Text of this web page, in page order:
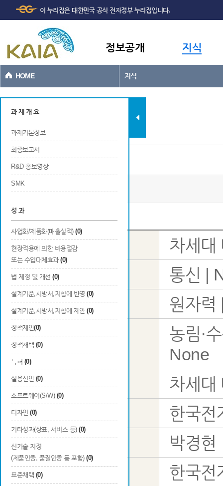
본문바로가기
이 누리집은 대한민국 공식 전자정부 누리집입니다.
정보공개 지식
HOME 지식
지식
과 제 개 요
과제기본정보
최종보고서
R&D 홍보영상
SMK
성 과
사업화/제품화(매출실적) (0)
현장적용에 의한 비용절감
또는 수입대체효과 (0)
법 제정 및 개선 (0)
설계기준,시방서,지침에 반영 (0)
설계기준,시방서,지침에 제안 (0)
정책제안(0)
정책채택 (0)
특허 (0)
실용신안 (0)
소프트웨어(S/W) (0)
디자인 (0)
기타성과(상표, 서비스 등) (0)
신기술 지정
(제품인증, 품질인증 등 포함) (0)
표준채택 (0)
과제기본정보
차세대 대인 보안검색 기술개발
사업명 차세대
국가과학표준분류
통신 |
2순위 원자력
농림·
None
과제명 차세대
주관연구기관 한국전
총괄연구 책임자
박경현
한국전